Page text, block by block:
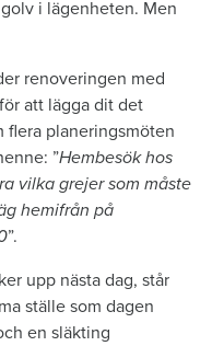
i lägenheten. Men
renoveringen med
att lägga dit det
flera planeringsmöten
”Hembesök hos
vilka grejer som måste
hemifrån på
”.
upp nästa dag, står
ställe som dagen
en släkting